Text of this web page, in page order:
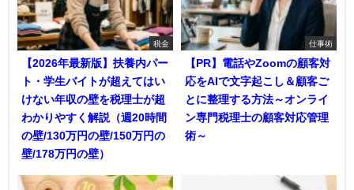
税金
【2026年最新版】扶養内パー
ト・学生バイトが超えてはい
けない年収の壁を税理士が超
わかりやすく解説（週20時間
の壁/130万円の壁/150万円の
壁/178万円の壁）
仕事術
【PR】電話やZoomの顧客対
応をAIで文字起こし＆顧客ご
とに整理する方法～オンライ
ン専門税理士の顧客対応管理
術～